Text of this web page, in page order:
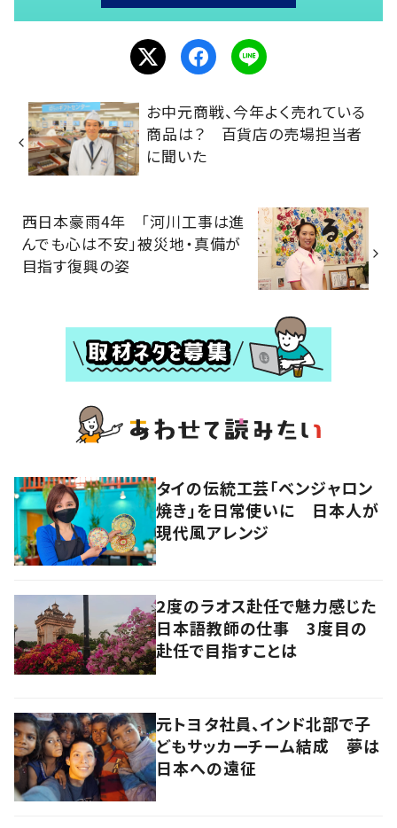
お中元商戦、今年よく売れている
商品は？ 百貨店の売場担当者
に聞いた
西日本豪雨4年 「河川工事は進
んでも心は不安」被災地・真備が
目指す復興の姿
タイの伝統工芸「ベンジャロン
焼き」を日常使いに 日本人が
現代風アレンジ
2度のラオス赴任で魅力感じた
日本語教師の仕事 3度目の
赴任で目指すことは
元トヨタ社員、インド北部で子
どもサッカーチーム結成 夢は
日本への遠征